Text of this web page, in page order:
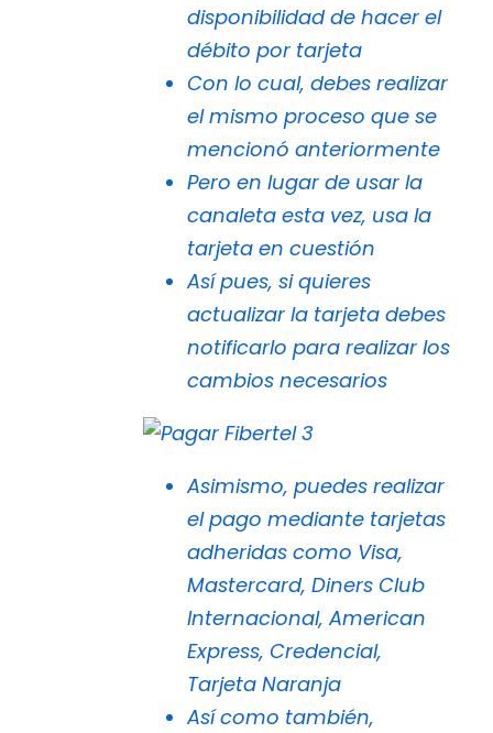
disponibilidad de hacer el
débito por tarjeta
Con lo cual, debes realizar
el mismo proceso que se
mencionó anteriormente
Pero en lugar de usar la
canaleta esta vez, usa la
tarjeta en cuestión
Así pues, si quieres
actualizar la tarjeta debes
notificarlo para realizar los
cambios necesarios
Asimismo, puedes realizar
el pago mediante tarjetas
adheridas como Visa,
Mastercard, Diners Club
Internacional, American
Express, Credencial,
Tarjeta Naranja
Así como también,